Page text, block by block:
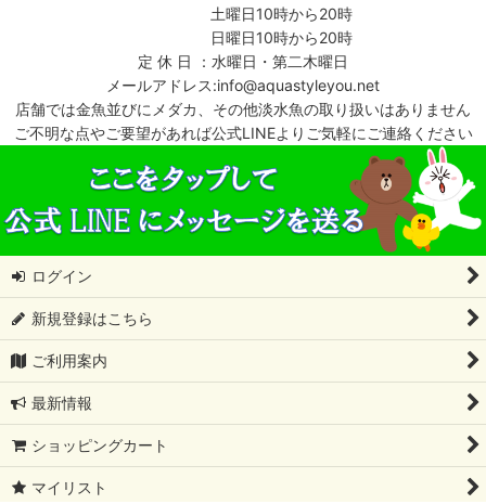
土曜日10時から20時
日曜日10時から20時
定 休 日 ：水曜日・第二木曜日
メールアドレス:info@aquastyleyou.net
店舗では金魚並びにメダカ、その他淡水魚の取り扱いはありません
ご不明な点やご要望があれば公式LINEよりご気軽にご連絡ください
ログイン
新規登録はこちら
ご利用案内
最新情報
ショッピングカート
マイリスト